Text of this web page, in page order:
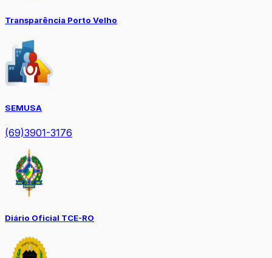
Transparência Porto Velho
SEMUSA
(69)3901-3176
Diário Oficial TCE-RO